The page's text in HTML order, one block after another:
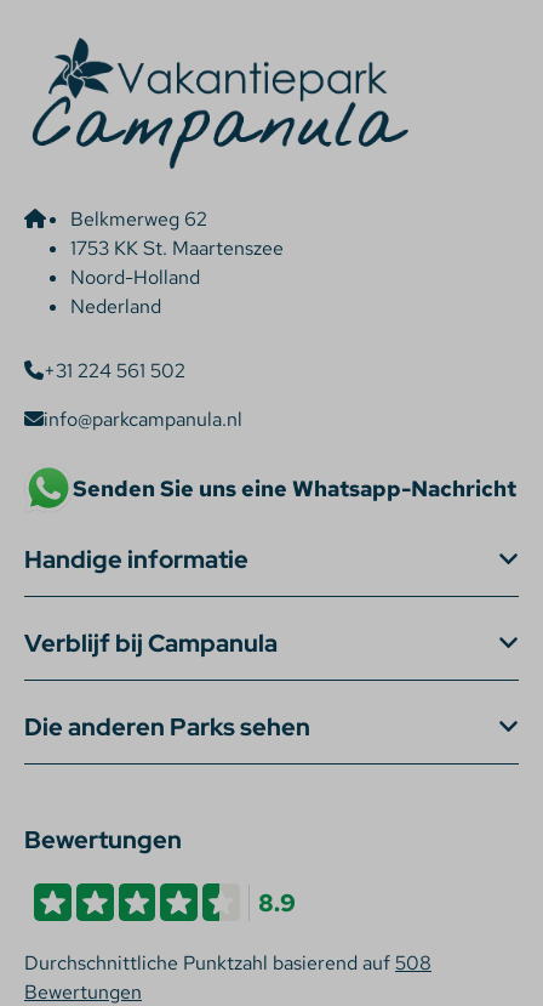
Belkmerweg 62
1753 KK St. Maartenszee
Noord-Holland
Nederland
+31 224 561 502
info@parkcampanula.nl
Senden Sie uns eine Whatsapp-Nachricht
Handige informatie
Verblijf bij Campanula
Die anderen Parks sehen
Bewertungen
8.9
Durchschnittliche Punktzahl basierend auf508
Bewertungen